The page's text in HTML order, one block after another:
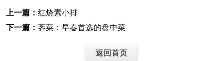
苦菜，也有人说是拌上蒜末调味品的凉拌苦菜。不论
哪一种做法，它都是营养美味、药食兼用的菜蔬。
菜的幼苗与蒲公英、败酱草不易区别，苣荬菜茎干光
上一篇： 红烧素小排
下一篇： 荠菜：早春首选的盘中菜
返回首页